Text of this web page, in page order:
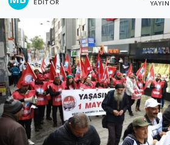
EDITÖR
Yaşam